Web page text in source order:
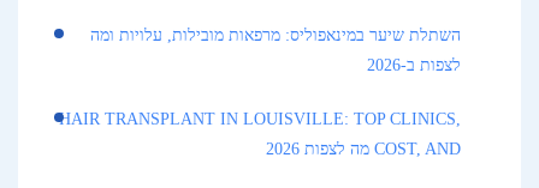
השתלת שיער במינאפוליס: מרפאות מובילות, עלויות ומה
לצפות ב-2026
HAIR TRANSPLANT IN LOUISVILLE: TOP CLINICS,
COST, AND מה לצפות 2026